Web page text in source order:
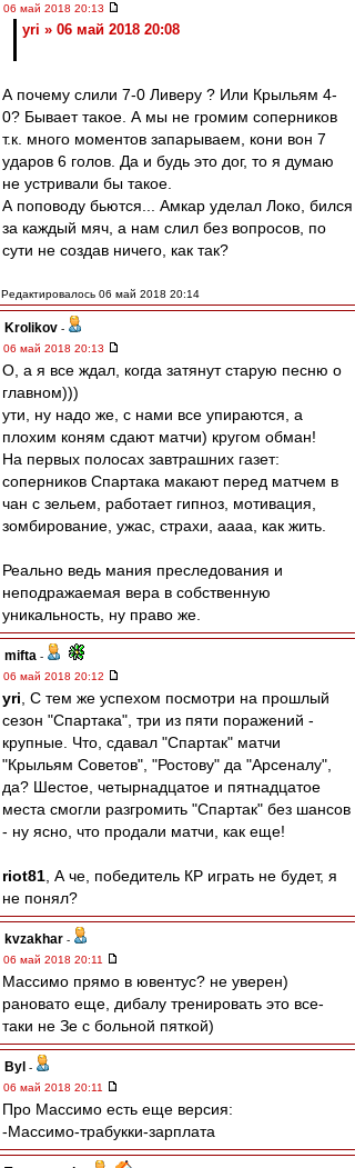
06 май 2018 20:13
yri » 06 май 2018 20:08
А почему слили 7-0 Ливеру ? Или Крыльям 4-
0? Бывает такое. А мы не громим соперников
т.к. много моментов запарываем, кони вон 7
ударов 6 голов. Да и будь это дог, то я думаю
не устривали бы такое.
А поповоду бьются... Амкар уделал Локо, бился
за каждый мяч, а нам слил без вопросов, по
сути не создав ничего, как так?
Редактировалось 06 май 2018 20:14
Krolikov -
06 май 2018 20:13
О, а я все ждал, когда затянут старую песню о
главном)))
ути, ну надо же, с нами все упираются, а
плохим коням сдают матчи) кругом обман!
На первых полосах завтрашних газет:
соперников Спартака макают перед матчем в
чан с зельем, работает гипноз, мотивация,
зомбирование, ужас, страхи, аааа, как жить.
Реально ведь мания преследования и
неподражаемая вера в собственную
уникальность, ну право же.
mifta -
06 май 2018 20:12
yri , С тем же успехом посмотри на прошлый
сезон "Спартака", три из пяти поражений -
крупные. Что, сдавал "Спартак" матчи
"Крыльям Советов", "Ростову" да "Арсеналу",
да? Шестое, четырнадцатое и пятнадцатое
места смогли разгромить "Спартак" без шансов
- ну ясно, что продали матчи, как еще!
riot81 , А че, победитель КР играть не будет, я
не понял?
kvzakhar -
06 май 2018 20:11
Массимо прямо в ювентус? не уверен)
рановато еще, дибалу тренировать это все-
таки не Зе с больной пяткой)
Byl -
06 май 2018 20:11
Про Массимо есть еще версия:
-Массимо-трабукки-зарплата